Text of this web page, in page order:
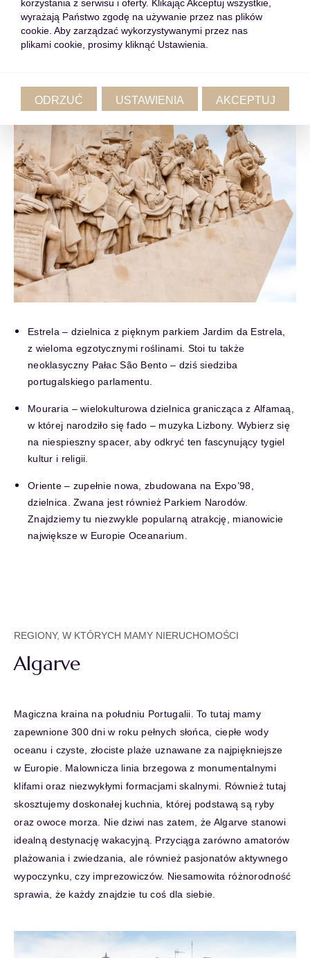
ściennymi oraz sufitem pokrytym techniką Trompe-l’œil,
dającą efekt trójwymiarowej iluzji.
Estrela – dzielnica z pięknym parkiem Jardim da Estrela,
z wieloma egzotycznymi roślinami. Stoi tu także
neoklasyczny Pałac São Bento – dziś siedziba
portugalskiego parlamentu.
Mouraria – wielokulturowa dzielnica granicząca z Alfamaą,
w której narodziło się fado – muzyka Lizbony. Wybierz się
na niespieszny spacer, aby odkryć ten fascynujący tygiel
kultur i religii.
Oriente – zupełnie nowa, zbudowana na Expo’98,
dzielnica. Zwana jest również Parkiem Narodów.
Znajdziemy tu niezwykle popularną atrakcję, mianowicie
największe w Europie Oceanarium.
REGIONY, W KTÓRYCH MAMY NIERUCHOMOŚCI
Algarve
Magiczna kraina na południu Portugalii. To tutaj mamy
zapewnione 300 dni w roku pełnych słońca, ciepłe wody
oceanu i czyste, złociste plaże uznawane za najpiękniejsze
w Europie. Malownicza linia brzegowa z monumentalnymi
klifami oraz niezwykłymi formacjami skalnymi. Również tutaj
skosztujemy doskonałej kuchnia, której podstawą są ryby
oraz owoce morza. Nie dziwi nas zatem, że Algarve stanowi
idealną destynację wakacyjną. Przyciąga zarówno amatorów
plażowania i zwiedzania, ale również pasjonatów aktywnego
wypoczynku, czy imprezowiczów. Niesamowita różnorodność
sprawia, że każdy znajdzie tu coś dla siebie.
korzystania z serwisu i oferty. Klikając Akceptuj wszystkie,
wyrażają Państwo zgodę na używanie przez nas plików
cookie. Aby zarządzać wykorzystywanymi przez nas
plikami cookie, prosimy kliknąć Ustawienia.
ODRZUĆ USTAWIENIA AKCEPTUJ